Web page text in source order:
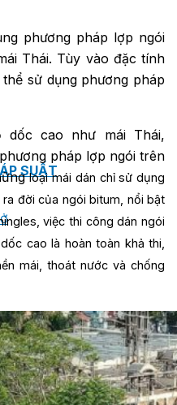
SUẤT
ĐỘNG
phương pháp lợp ngói
Thái. Tùy vào đặc tính
sử dụng phương pháp
cao như mái Thái,
pháp lợp ngói trên
loại mái dán chỉ sử dụng
đời của ngói bitum, nổi bật
việc thi công dán ngói
cao là hoàn toàn khả thi,
mái, thoát nước và chống